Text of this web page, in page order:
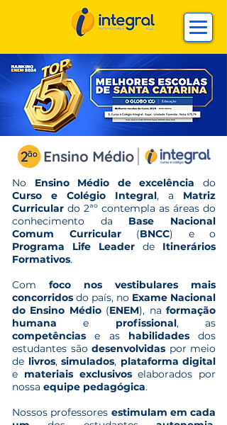
No Ensino Médio de excelência do
Curso e Colégio Integral, a Matriz
Curricular do 2ªº contempla as áreas do
conhecimento da Base Nacional
Comum Curricular(BNCC) e o
Programa Life Leader de Itinerários
Formativos.
Com foco nos vestibulares mais
concorridos do país, no Exame Nacional
do Ensino Médio(ENEM), naformação
humana e profissional, as
competências e as habilidadesdos
estudantes são desenvolvidas por meio
de livros, simulados, plataforma digital
e materiais exclusivoselaborados por
nossa equipe pedagógica.
Nossos professores estimulam em cada